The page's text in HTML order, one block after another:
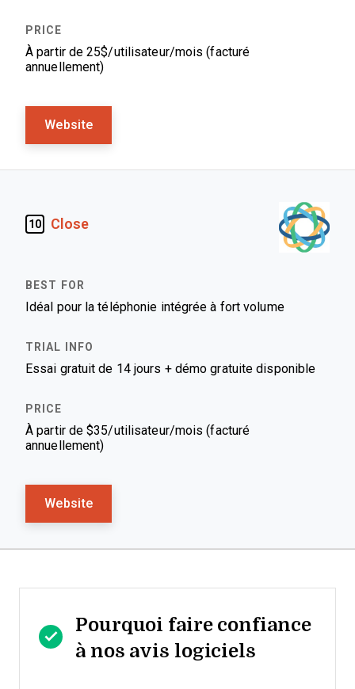
À partir de 25$/utilisateur/mois (facturé
annuellement)
Website
10 Close
Idéal pour la téléphonie intégrée à fort volume
Essai gratuit de 14 jours + démo gratuite disponible
À partir de $35/utilisateur/mois (facturé
annuellement)
Website
Pourquoi faire confiance
à nos avis logiciels